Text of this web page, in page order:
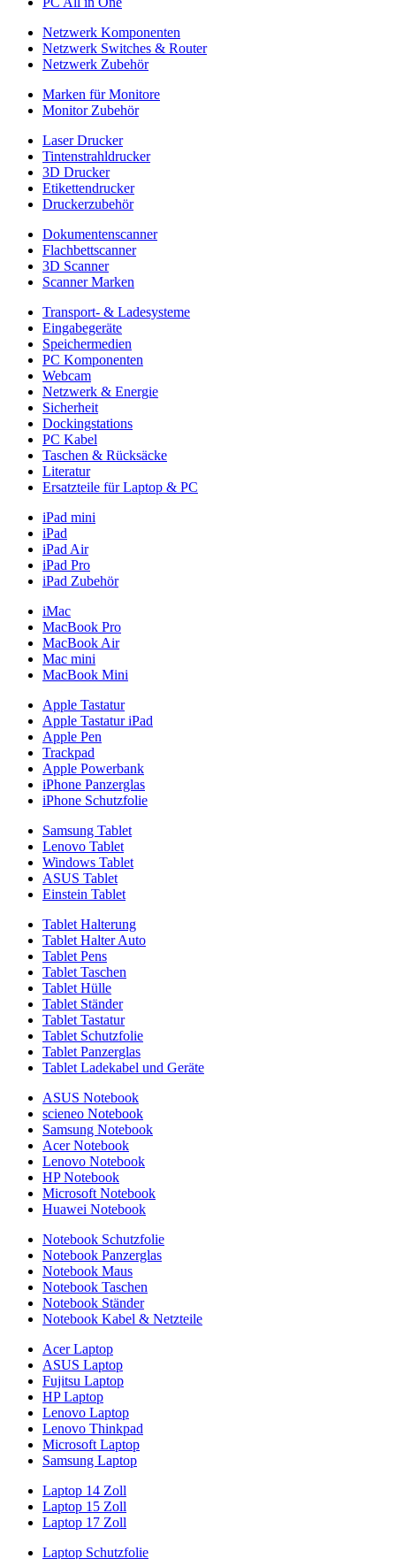
Netzwerk Komponenten
Netzwerk Switches & Router
Netzwerk Zubehör
Marken für Monitore
Monitor Zubehör
Laser Drucker
Tintenstrahldrucker
3D Drucker
Etikettendrucker
Druckerzubehör
Dokumentenscanner
Flachbettscanner
3D Scanner
Scanner Marken
Transport- & Ladesysteme
Eingabegeräte
Speichermedien
PC Komponenten
Webcam
Netzwerk & Energie
Sicherheit
Dockingstations
PC Kabel
Taschen & Rücksäcke
Literatur
Ersatzteile für Laptop & PC
iPad mini
iPad
iPad Air
iPad Pro
iPad Zubehör
iMac
MacBook Pro
MacBook Air
Mac mini
MacBook Mini
Apple Tastatur
Apple Tastatur iPad
Apple Pen
Trackpad
Apple Powerbank
iPhone Panzerglas
iPhone Schutzfolie
Samsung Tablet
Lenovo Tablet
Windows Tablet
ASUS Tablet
Einstein Tablet
Tablet Halterung
Tablet Halter Auto
Tablet Pens
Tablet Taschen
Tablet Hülle
Tablet Ständer
Tablet Tastatur
Tablet Schutzfolie
Tablet Panzerglas
Tablet Ladekabel und Geräte
ASUS Notebook
scieneo Notebook
Samsung Notebook
Acer Notebook
Lenovo Notebook
HP Notebook
Microsoft Notebook
Huawei Notebook
Notebook Schutzfolie
Notebook Panzerglas
Notebook Maus
Notebook Taschen
Notebook Ständer
Notebook Kabel & Netzteile
Acer Laptop
ASUS Laptop
Fujitsu Laptop
HP Laptop
Lenovo Laptop
Lenovo Thinkpad
Microsoft Laptop
Samsung Laptop
Laptop 14 Zoll
Laptop 15 Zoll
Laptop 17 Zoll
Laptop Schutzfolie